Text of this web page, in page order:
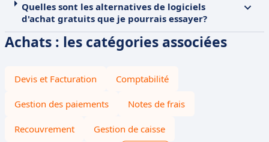
Quelles sont les alternatives de logiciels
d'achat gratuits que je pourrais essayer?
Achats : les catégories associées
Devis et Facturation Comptabilité
Gestion des paiements Notes de frais
Recouvrement Gestion de caisse